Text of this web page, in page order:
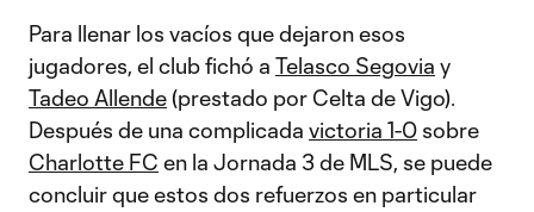
Para llenar los vacíos que dejaron esos
jugadores, el club fichó a Telasco Segovia y
Tadeo Allende(prestado por Celta de Vigo).
Después de una complicada victoria 1-0 sobre
Charlotte FC en la Jornada 3 de MLS, se puede
concluir que estos dos refuerzos en particular